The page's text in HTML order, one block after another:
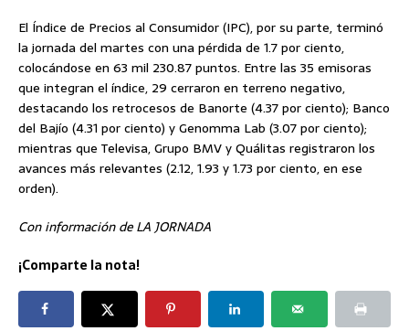
El Índice de Precios al Consumidor (IPC), por su parte, terminó
la jornada del martes con una pérdida de 1.7 por ciento,
colocándose en 63 mil 230.87 puntos. Entre las 35 emisoras
que integran el índice, 29 cerraron en terreno negativo,
destacando los retrocesos de Banorte (4.37 por ciento); Banco
del Bajío (4.31 por ciento) y Genomma Lab (3.07 por ciento);
mientras que Televisa, Grupo BMV y Quálitas registraron los
avances más relevantes (2.12, 1.93 y 1.73 por ciento, en ese
orden).
Con información de LA JORNADA
¡Comparte la nota!